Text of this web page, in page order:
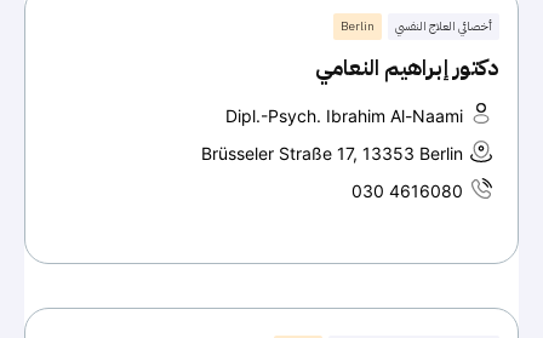
أخصائي العلاج النفسي Berlin
دكتور إبراهيم النعامي
Dipl.-Psych. Ibrahim Al-Naami
Brüsseler Straße 17, 13353 Berlin
030 4616080